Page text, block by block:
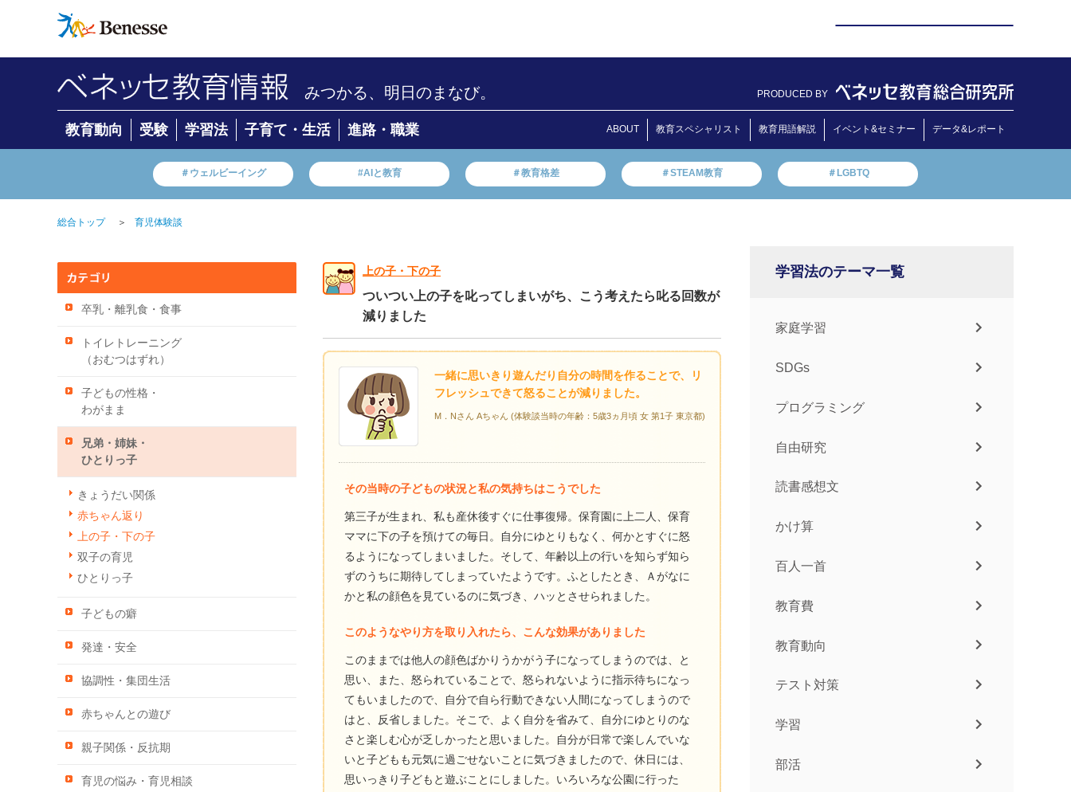
みつかる、明日のまなび。 PRODUCED BY
教育動向 受験 学習法 子育て・生活 進路・職業 ABOUT 教育スペシャリスト 教育用語解説 イベント&セミナー データ&レポート
＃ウェルビーイング #AIと教育 ＃教育格差 ＃STEAM教育 ＃LGBTQ
総合トップ ＞ 育児体験談
卒乳・離乳食・食事
トイレトレーニング
（おむつはずれ）
子どもの性格・
わがまま
兄弟・姉妹・
ひとりっ子
きょうだい関係
赤ちゃん返り
上の子・下の子
双子の育児
ひとりっ子
子どもの癖
発達・安全
協調性・集団生活
赤ちゃんとの遊び
親子関係・反抗期
育児の悩み・育児相談
上の子・下の子
ついつい上の子を叱ってしまいがち、こう考えたら叱る回数が
減りました
一緒に思いきり遊んだり自分の時間を作ることで、リ
フレッシュできて怒ることが減りました。
M．Nさん Aちゃん (体験談当時の年齢：5歳3ヵ月頃 女 第1子 東京都)
その当時の子どもの状況と私の気持ちはこうでした
第三子が生まれ、私も産休後すぐに仕事復帰。保育園に上二人、保育
ママに下の子を預けての毎日。自分にゆとりもなく、何かとすぐに怒
るようになってしまいました。そして、年齢以上の行いを知らず知ら
ずのうちに期待してしまっていたようです。ふとしたとき、Ａがなに
かと私の顔色を見ているのに気づき、ハッとさせられました。
このようなやり方を取り入れたら、こんな効果がありました
このままでは他人の顔色ばかりうかがう子になってしまうのでは、と
思い、また、怒られていることで、怒られないように指示待ちになっ
てもいましたので、自分で自ら行動できない人間になってしまうので
はと、反省しました。そこで、よく自分を省みて、自分にゆとりのな
さと楽しむ心が乏しかったと思いました。自分が日常で楽しんでいな
いと子どもも元気に過ごせないことに気づきましたので、休日には、
思いっきり子どもと遊ぶことにしました。いろいろな公園に行った
学習法のテーマ一覧
家庭学習
SDGs
プログラミング
自由研究
読書感想文
かけ算
百人一首
教育費
教育動向
テスト対策
学習
部活